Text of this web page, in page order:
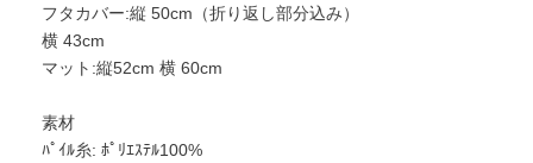
フタカバー:縦 50cm（折り返し部分込み）
横 43cm
マット:縦52cm 横 60cm
素材
ﾊﾟｲﾙ糸: ﾎﾟﾘｴｽﾃﾙ100%